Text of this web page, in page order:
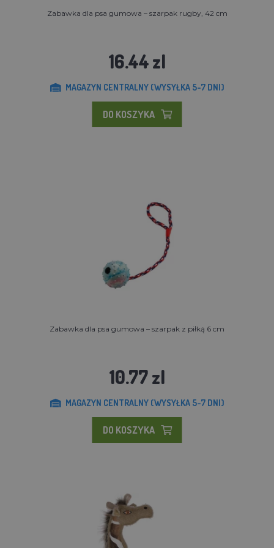
Zabawka dla psa gumowa – szarpak rugby, 42 cm
16.44 zl
MAGAZYN CENTRALNY (WYSYŁKA 5-7 DNI)
DO KOSZYKA
Zabawka dla psa gumowa – szarpak z piłką 6 cm
10.77 zl
MAGAZYN CENTRALNY (WYSYŁKA 5-7 DNI)
DO KOSZYKA